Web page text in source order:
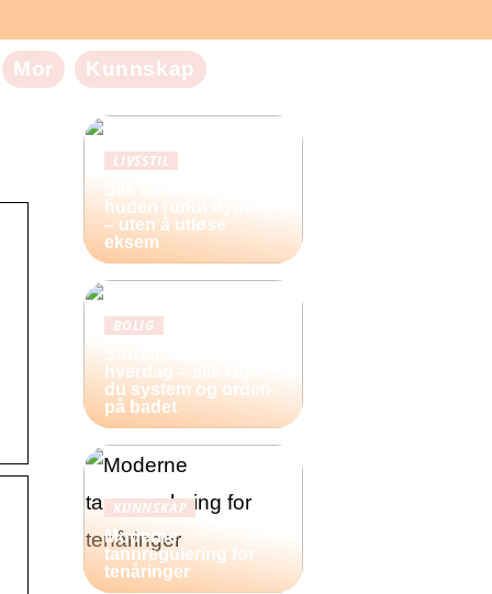
Mor Kunnskap
LIVSSTIL
huden rundt øynene
– uten å utløse
eksem
BOLIG
hverdag – slik lager
du system og orden
på badet
KUNNSKAP
Moderne
tannregulering for
tenåringer